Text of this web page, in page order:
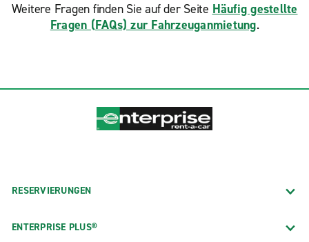
Weitere Fragen finden Sie auf der Seite Häufig gestellte
Fragen (FAQs) zur Fahrzeuganmietung.
RESERVIERUNGEN
ENTERPRISE PLUS®